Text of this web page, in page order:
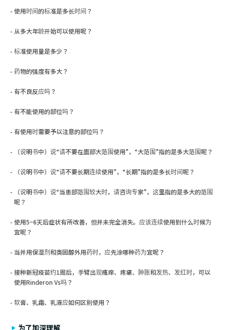
使用时间的标准是多长时间？
从多大年龄开始可以使用呢？
标准使用量是多少？
药物的强度有多大？
有不良反应吗？
有不能使用的部位吗？
有使用时需要予以注意的部位吗？
（说明书中）说“请不要在面部大范围使用”，“大范围”指的是多大范围呢？
（说明书中）说“请不要长期连续使用”，“长期”指的是多长时间呢？
（说明书中）说“当患部范围较大时，请咨询专家”，这里指的是多大的范围
呢？
使用5~6天后症状有所改善，但并未完全消失。应该连续使用到什么时候为
宜呢？
当并用保湿剂和类固醇外用药时，应先涂哪种药为宜呢？
接种新冠疫苗约1周后，手臂出现瘙痒、疼痛、肿胀和发热、发红时，可以
使用Rinderon Vs吗？
软膏、乳霜、乳液应如何区别使用？
为了加深理解